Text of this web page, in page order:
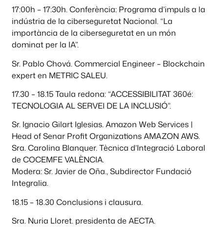
17:00h – 17:30h. Conferència: Programa d’impuls a la
indústria de la ciberseguretat Nacional. “La
importància de la ciberseguretat en un món
dominat per la IA”.
Sr. Pablo Chová. Commercial Engineer – Blockchain
expert en METRIC SALEU.
17.30 – 18.15 Taula redona: “ACCESSIBILITAT 360é:
TECNOLOGIA AL SERVEI DE LA INCLUSIÓ”.
Sr. Ignacio Gilart Iglesias. Amazon Web Services |
Head of Senar Profit Organizations AMAZON AWS.
Sra. Carolina Blanquer. Tècnica d’Integració Laboral
de COCEMFE VALÈNCIA.
Modera: Sr. Javier de Oña., Subdirector Fundació
Integralia.
18.15 – 18.30 Conclusions i clausura.
Sra. Nuria Lloret. presidenta de AECTA.